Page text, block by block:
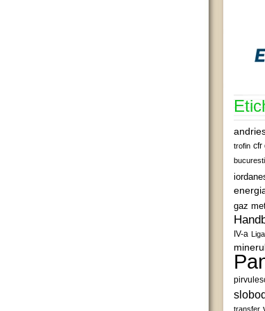
trofin cfr
bucuresti
gaz
IV-a
transfer